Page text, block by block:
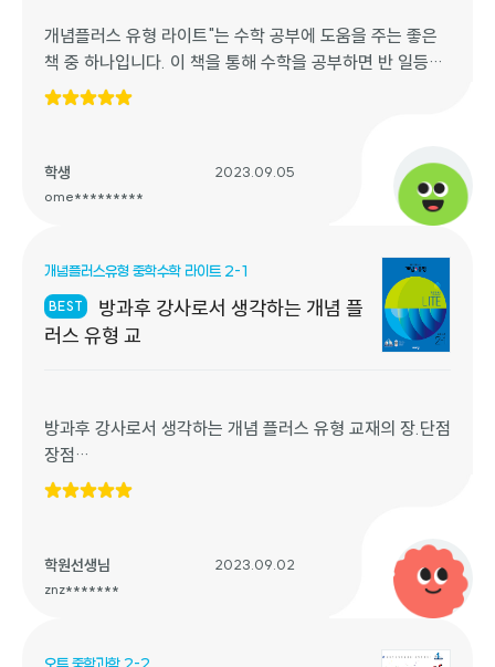
개념플러스 유형 라이트"는 수학 공부에 도움을 주는 좋은
책 중 하나입니다. 이 책을 통해 수학을 공부하면 반 일등을
하고 싶은 목표를 달성하는 데 도움이 될 것입니다. 이 책을
생들이 수학을 더 잘 이해하도록 돕습니다.
문제 해결 능력 향상: 책 내의 다양한 예제와 연습 문제를 풀
한 시험을 준비하는 데 도움이 되는 자료를 포함하고 있어
학업 성취를 높일 수 있습니다.
자기주도 학습: 이 책을 통해 학생들은 자신의 학습 속도에
맞게 수학을 공부할 수 있으며, 자기주도 학습 능력을 향상
통해 수학 공부를 효과적으로 진행할 수 있을 것입니다.감사
함당 !!!
비상교육 넘감사해여ㅠㅠㅠㅠㅠㅠㅠ
학생
ome*********
2023.09.05
개념플러스유형 중학수학 라이트 2-1
BEST
방과후 강사로서 생각하는 개념 플
러스 유형 교
방과후 강사로서 생각하는 개념 플러스 유형 교재의 장.단점
장점
1) 수업 진도용과 개별 과제용으로 교재를 분리하여 사용할
꼼히 풀어볼 수 있어서 좋다.
3) 수업 진도나갈 때, 문제의 양이 너무 많지 않아서 아이들
학원선생님
znz*******
2023.09.02